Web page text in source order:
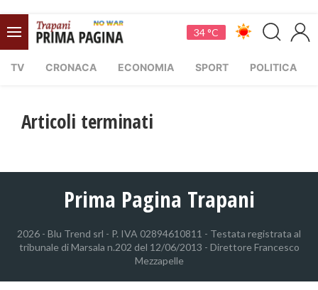
34 °C
TV CRONACA ECONOMIA SPORT POLITICA
Articoli terminati
Prima Pagina Trapani
2026 - Blu Trend srl - P. IVA 02894610811 - Testata registrata al
tribunale di Marsala n.202 del 12/06/2013 - Direttore Francesco
Mezzapelle